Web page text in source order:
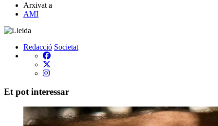
Arxivat a
AMI
Redacció Societat
Et pot interessar